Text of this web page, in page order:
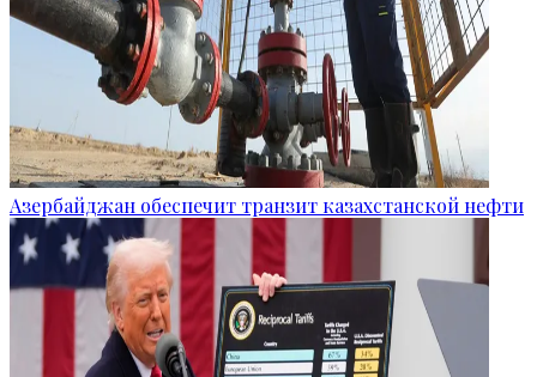
Азербайджан обеспечит транзит казахстанской нефти